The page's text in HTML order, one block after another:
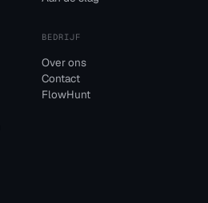
BEDRIJF
Over ons
Contact
FlowHunt